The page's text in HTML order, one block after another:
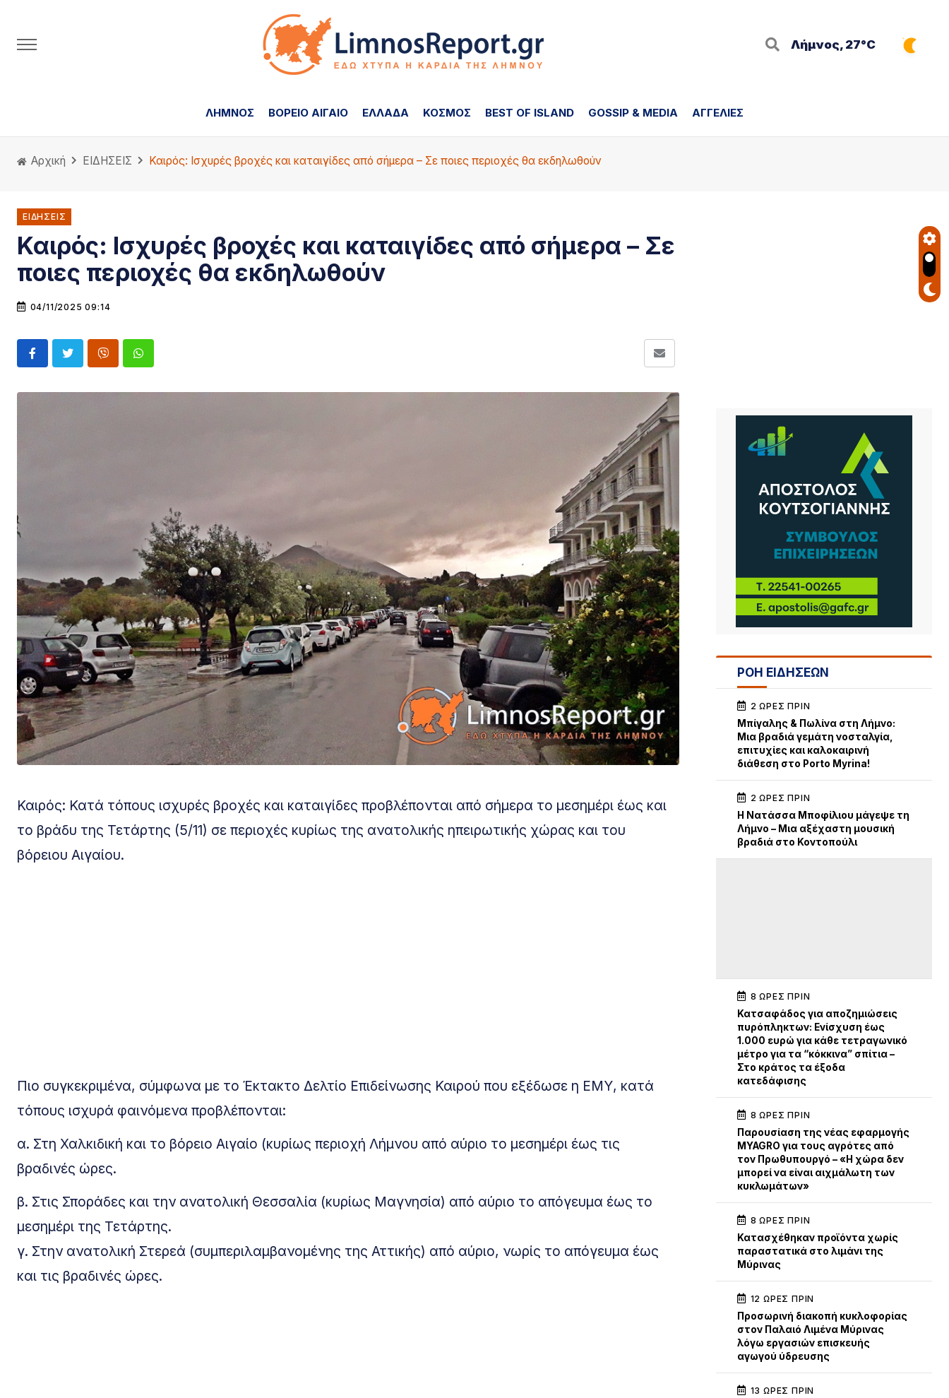
Λήμνος, 27°C
ΛΗΜΝΟΣ ΒΟΡΕΙΟ ΑΙΓΑΙΟ ΕΛΛΑΔΑ ΚΟΣΜΟΣ BEST OF ISLAND GOSSIP & MEDIA ΑΓΓΕΛΙΕΣ
Αρχική ΕΙΔΗΣΕΙΣ Καιρός: Ισχυρές βροχές και καταιγίδες από σήμερα – Σε ποιες περιοχές θα εκδηλωθούν
ΕΙΔΗΣΕΙΣ
Καιρός: Ισχυρές βροχές και καταιγίδες από σήμερα – Σε
ποιες περιοχές θα εκδηλωθούν
04/11/2025 09:14
Καιρός: Κατά τόπους ισχυρές βροχές και καταιγίδες προβλέπονται από σήμερα το μεσημέρι έως και
το βράδυ της Τετάρτης (5/11) σε περιοχές κυρίως της ανατολικής ηπειρωτικής χώρας και του
βόρειου Αιγαίου.
Πιο συγκεκριμένα, σύμφωνα με το Έκτακτο Δελτίο Επιδείνωσης Καιρού που εξέδωσε η ΕΜΥ, κατά
τόπους ισχυρά φαινόμενα προβλέπονται:
α. Στη Χαλκιδική και το βόρειο Αιγαίο (κυρίως περιοχή Λήμνου από αύριο το μεσημέρι έως τις
βραδινές ώρες.
β. Στις Σποράδες και την ανατολική Θεσσαλία (κυρίως Μαγνησία) από αύριο το απόγευμα έως το
μεσημέρι της Τετάρτης.
γ. Στην ανατολική Στερεά (συμπεριλαμβανομένης της Αττικής) από αύριο, νωρίς το απόγευμα έως
και τις βραδινές ώρες.
ΡΟΗ ΕΙΔΗΣΕΩΝ
2 ΏΡΕΣ ΠΡΙΝ
Μπίγαλης & Πωλίνα στη Λήμνο:
Μια βραδιά γεμάτη νοσταλγία,
επιτυχίες και καλοκαιρινή
διάθεση στο Porto Myrina!
2 ΏΡΕΣ ΠΡΙΝ
Η Νατάσσα Μποφίλιου μάγεψε τη
Λήμνο – Μια αξέχαστη μουσική
βραδιά στο Κοντοπούλι
8 ΏΡΕΣ ΠΡΙΝ
Κατσαφάδος για αποζημιώσεις
πυρόπληκτων: Ενίσχυση έως
1.000 ευρώ για κάθε τετραγωνικό
μέτρο για τα “κόκκινα” σπίτια –
Στο κράτος τα έξοδα
κατεδάφισης
8 ΏΡΕΣ ΠΡΙΝ
Παρουσίαση της νέας εφαρμογής
MYAGRO για τους αγρότες από
τον Πρωθυπουργό – «Η χώρα δεν
μπορεί να είναι αιχμάλωτη των
κυκλωμάτων»
8 ΏΡΕΣ ΠΡΙΝ
Κατασχέθηκαν προϊόντα χωρίς
παραστατικά στο λιμάνι της
Μύρινας
12 ΏΡΕΣ ΠΡΙΝ
Προσωρινή διακοπή κυκλοφορίας
στον Παλαιό Λιμένα Μύρινας
λόγω εργασιών επισκευής
αγωγού ύδρευσης
13 ΏΡΕΣ ΠΡΙΝ